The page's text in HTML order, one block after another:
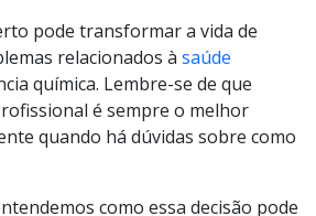
pode transformar a vida de
relacionados à saúde
química. Lembre-se de que
é sempre o melhor
quando há dúvidas sobre como
como essa decisão pode